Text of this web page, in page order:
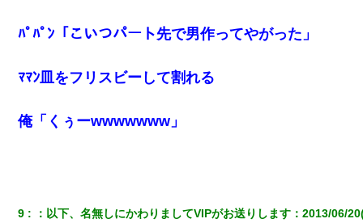
この母親は娘の黒歴史を掘り出さないと死ぬんか？ 死ぬんか？
【GJ!】会社から帰宅中、広い駐車場にエンジンかけっ放しの車を
発見。しかも「ヒィ～」みたいな声も聞こえてきたので気になっ
ﾊﾟﾊﾟﾝ「こいつパート先で男作ってやがった」
ﾏﾏﾝ皿をフリスビーして割れる
俺「くぅーwwwwwww」
9 ： 以下、名無しにかわりましてVIPがお送りします ：2013/06/